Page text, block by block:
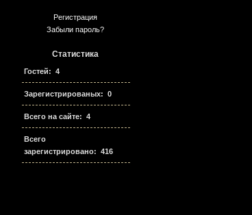
Регистрация
Забыли пароль?
Статистика
Гостей: 4
Зарегистрированых: 0
Всего на сайте: 4
Всего
зарегистрировано: 416